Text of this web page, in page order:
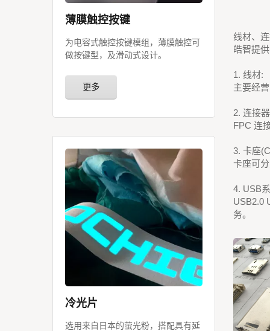
薄膜触控按键
为电容式触控按键模组，薄膜触控可
做按键型，及滑动式设计。
更多
冷光片
选用来自日本的萤光粉，搭配具有延
线材、
皓智提
1. 线材:
主要经
2. 连接器
FPC 连
3. 卡座
卡座可
4. USB
USB2.0
务。